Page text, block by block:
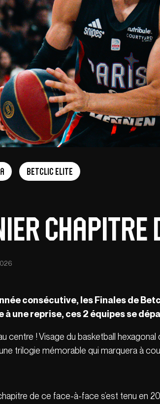
Offres Hospitalités
Courtside Club
Central House
Suites
FAQ
Betclic Elite
chapitre
consécutive, les Finales de
à une reprise, ces 2 équipes se
centre ! Visage du basketball
trilogie mémorable qui marquera à
chapitre de ce face-à-face s’est tenu en